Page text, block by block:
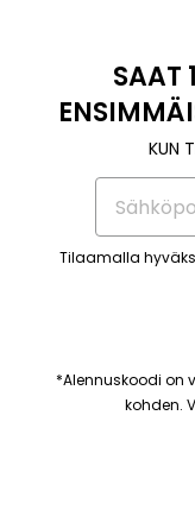
SAAT
KUN
Tilaamalla
*Alennuskoodi on
kohden.